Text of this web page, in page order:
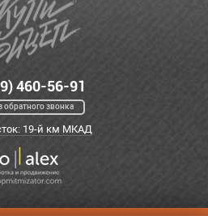
460-56-91
обратного звонка
19-й км МКАД